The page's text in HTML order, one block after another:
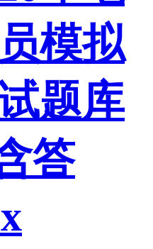
模拟
题库
答